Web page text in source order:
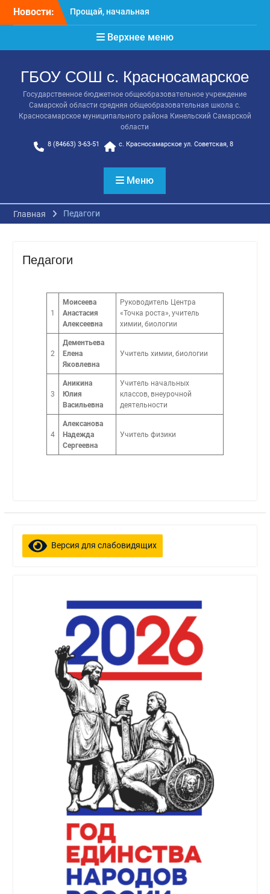
Новости:
Прощай, начальная
Расписание консультаций
выпускников 9 класса
Последний звонок
Онлайн-урок от Академии
ТОП «Ребёнок не прошёл
на бюджет. Как получить
господдержку и
бюджет»
Верхнее меню
ГБОУ СОШ с. Красносамарское
Государственное бюджетное общеобразовательное учреждение
Самарской области средняя общеобразовательная школа с.
Красносамарское муниципального района Кинельский Самарской
области
8 (84663) 3-63-51 с. Красносамарское ул. Советская, 8
Меню
Главная Педагоги
Педагоги
1
Моисеева
Анастасия
Алексеевна
Руководитель Центра
«Точка роста», учитель
химии, биологии
2
Дементьева
Елена
Яковлевна
Учитель химии, биологии
3
Аникина
Юлия
Васильевна
Учитель начальных
классов, внеурочной
деятельности
4
Алексанова
Надежда
Сергеевна
Учитель физики
Версия для слабовидящих